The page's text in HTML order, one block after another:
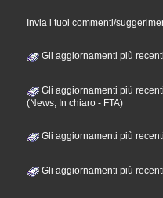
Invia i tuoi commenti/
Gli aggiornamenti più
Gli aggiornamenti più recenti
(News, In chiaro - FTA)
Gli aggiornamenti più
Gli aggiornamenti più